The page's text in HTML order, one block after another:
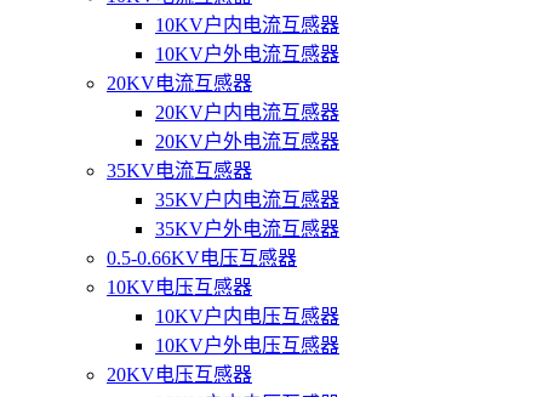
10KV户内电流互感器
10KV户外电流互感器
20KV电流互感器
20KV户内电流互感器
20KV户外电流互感器
35KV电流互感器
35KV户内电流互感器
35KV户外电流互感器
0.5-0.66KV电压互感器
10KV电压互感器
10KV户内电压互感器
10KV户外电压互感器
20KV电压互感器